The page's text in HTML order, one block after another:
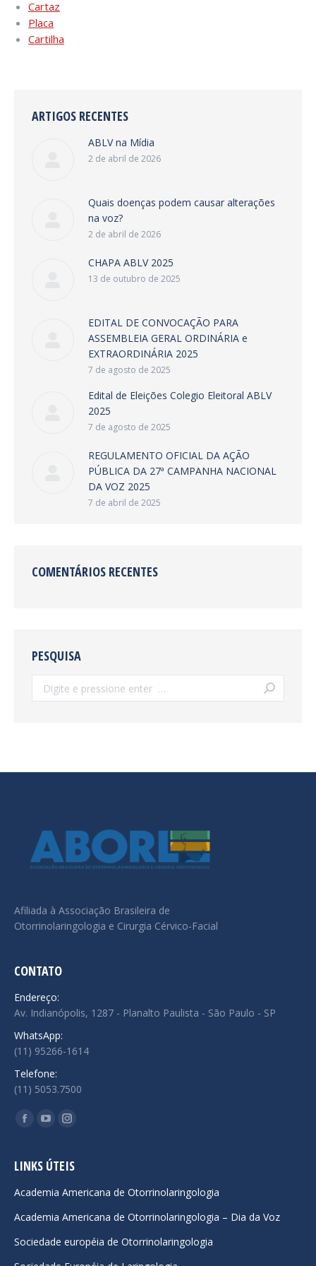
Cartaz
Placa
Cartilha
ARTIGOS RECENTES
ABLV na Mídia
2 de abril de 2026
Quais doenças podem causar alterações
na voz?
2 de abril de 2026
CHAPA ABLV 2025
13 de outubro de 2025
EDITAL DE CONVOCAÇÃO PARA
ASSEMBLEIA GERAL ORDINÁRIA e
EXTRAORDINÁRIA 2025
7 de agosto de 2025
Edital de Eleições Colegio Eleitoral ABLV
2025
7 de agosto de 2025
REGULAMENTO OFICIAL DA AÇÃO
PÚBLICA DA 27ª CAMPANHA NACIONAL
DA VOZ 2025
7 de abril de 2025
COMENTÁRIOS RECENTES
PESQUISA
Search:
Afiliada à Associação Brasileira de
Otorrinolaringologia e Cirurgia Cérvico-Facial
CONTATO
Endereço:
Av. Indianópolis, 1287 - Planalto Paulista - São Paulo - SP
WhatsApp:
(11) 95266-1614
Telefone:
(11) 5053.7500
Encontre-nos em:
Facebook
opens
new
window
YouTube
opens
new
window
Instagram
opens
new
window
LINKS ÚTEIS
Academia Americana de Otorrinolaringologia
Academia Americana de Otorrinolaringologia – Dia da Voz
Sociedade européia de Otorrinolaringologia